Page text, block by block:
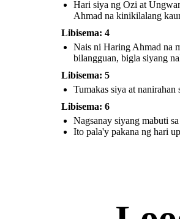
Nagsanay siyang mabuti sa
paghawak ng busog at palaso
na kinalaunan ay nanalo siya
Ito pala'y pakana ng hari
upang siya ay madakip at muli
na naman siyang nakatakas.
Hari siya ng Ozi at
Ahmad na kinikilalang
Libisema: 4
Nais ni Haring Ahmad na
bilangguan, bigla siyang
Libisema: 5
Tumakas siya at nanirahan
Libisema: 6
Nagsanay siyang mabuti
Ito pala'y pakana ng hari